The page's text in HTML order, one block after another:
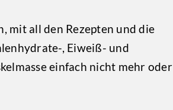
mit all den Rezepten und die
, Eiweiß- und
einfach nicht mehr oder